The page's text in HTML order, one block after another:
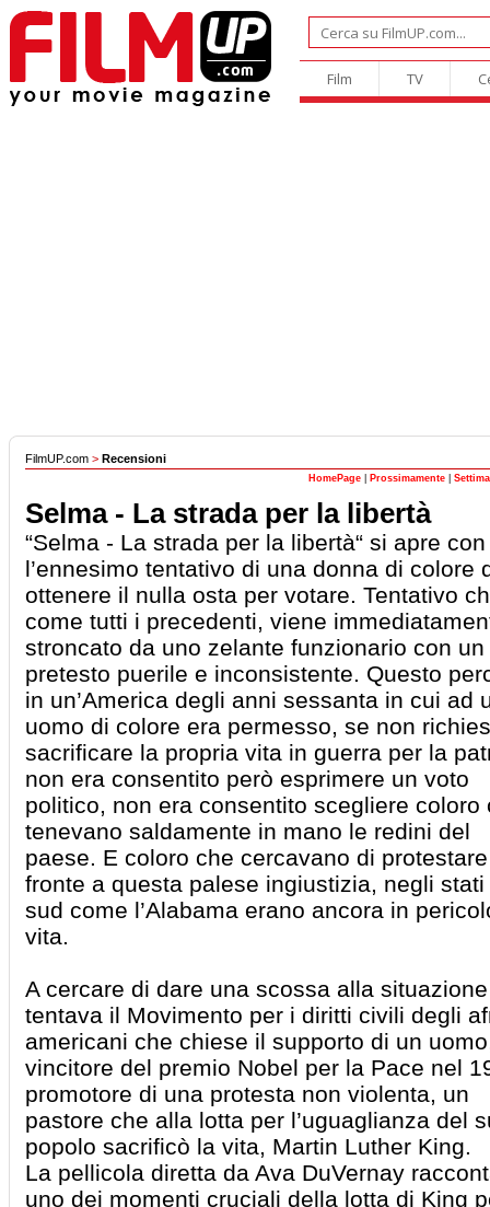
Film TV
FilmUP.com > Recensioni
HomePage Prossimamente
Selma - La strada per la libertà
“Selma - La strada per la libertà“ si apre con
l’ennesimo tentativo di una donna di colore
ottenere il nulla osta per votare. Tentativo
come tutti i precedenti, viene
stroncato da uno zelante funzionario con un
pretesto puerile e inconsistente. Questo
in un’America degli anni sessanta in cui ad
uomo di colore era permesso, se non
sacrificare la propria vita in guerra per la
non era consentito però esprimere un voto
politico, non era consentito scegliere coloro
tenevano saldamente in mano le redini del
paese. E coloro che cercavano di
fronte a questa palese ingiustizia, negli stati
sud come l’Alabama erano ancora in
vita.
A cercare di dare una scossa alla situazione
tentava il Movimento per i diritti civili degli
americani che chiese il supporto di un
vincitore del premio Nobel per la Pace nel
promotore di una protesta non violenta, un
pastore che alla lotta per l’uguaglianza del
popolo sacrificò la vita, Martin Luther King.
La pellicola diretta da Ava DuVernay
uno dei momenti cruciali della lotta di King